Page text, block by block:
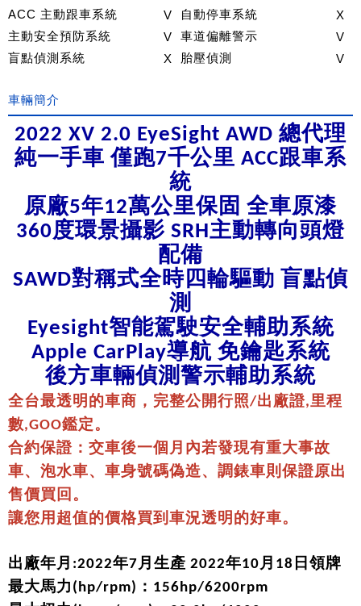
ACC 主動跟車系統
V 自動停車系統
X
主動安全預防系統
V 車道偏離警示
V
盲點偵測系統
X 胎壓偵測 V
車輛簡介
2022 XV 2.0 EyeSight AWD 總代理
純一手車 僅跑7千公里 ACC跟車系
統
原廠5年12萬公里保固 全車原漆
360度環景攝影 SRH主動轉向頭燈
配備
SAWD對稱式全時四輪驅動 盲點偵
測
Eyesight智能駕駛安全輔助系統
Apple CarPlay導航 免鑰匙系統
後方車輛偵測警示輔助系統
全台最透明的車商，完整公開行照/出廠證,里程
數,GOO鑑定。
合約保證：交車後一個月內若發現有重大事故
車、泡水車、車身號碼偽造、調錶車則保證原出
售價買回。
讓您用超值的價格買到車況透明的好車。
出廠年月:2022年7月生產 2022年10月18日領牌
最大馬力(hp/rpm)：156hp/6200rpm